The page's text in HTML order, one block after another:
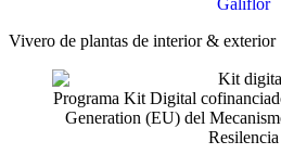
Vivero de plantas de interior & exterior
Programa Kit Digital
Generation (EU) del
Resilencia